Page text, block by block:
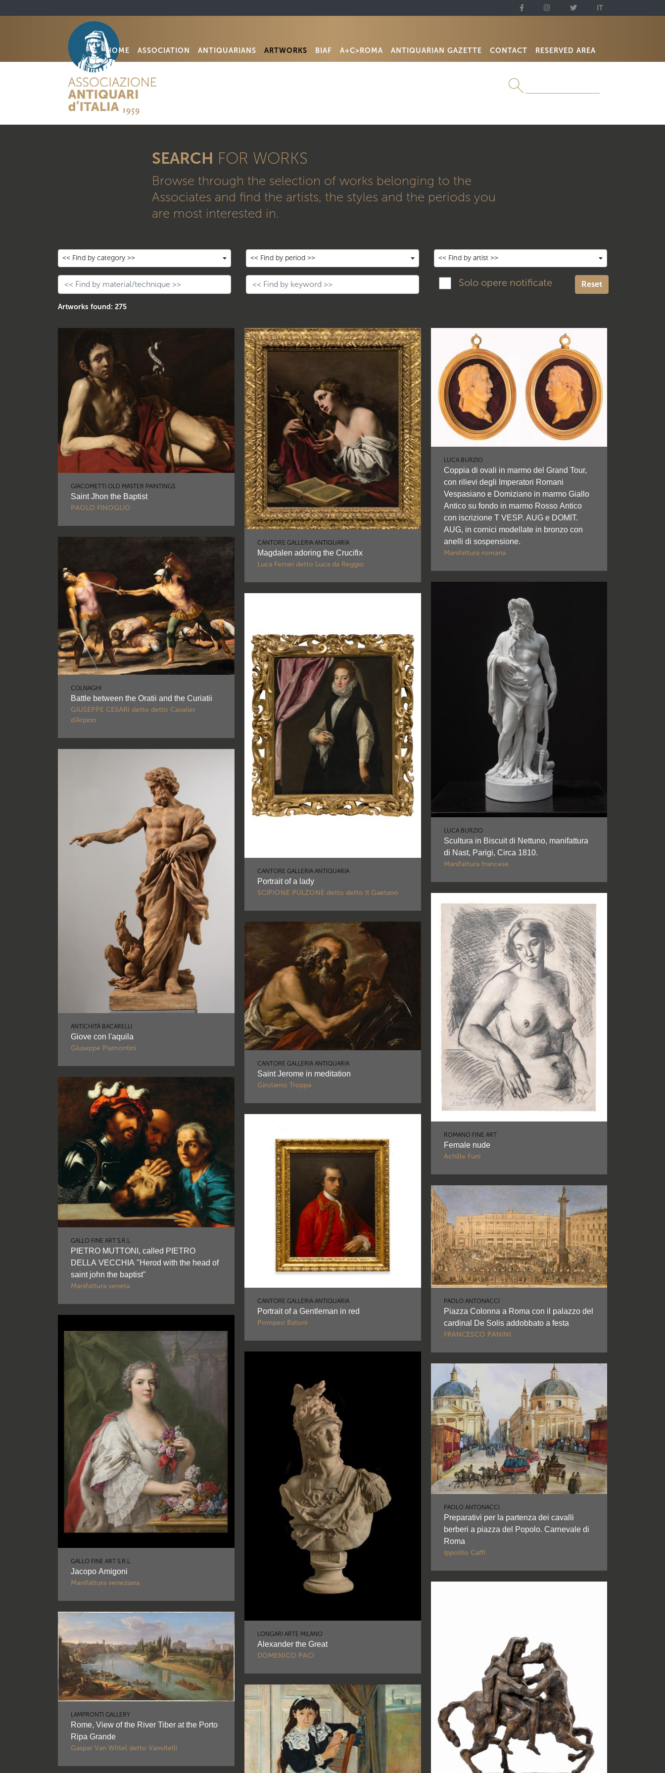
IT
HOME ASSOCIATION ANTIQUARIANS ARTWORKS BIAF A+C>ROMA ANTIQUARIAN GAZETTE CONTACT RESERVED AREA
SEARCH FOR WORKS
Browse through the selection of works belonging to the
Associates and find the artists, the styles and the periods you
are most interested in.
<< Find by category >> << Find by period >> << Find by artist >>
Solo opere notificate Reset
Artworks found: 275
GIACOMETTI OLD MASTER PAINTINGS
Saint Jhon the Baptist
PAOLO FINOGLIO
COLNAGHI
Battle between the Oratii and the Curiatii
GIUSEPPE CESARI detto detto Cavalier
d'Arpino
ANTICHITÀ BACARELLI
Giove con l'aquila
Giuseppe Piamontini
GALLO FINE ART S.R.L.
PIETRO MUTTONI, called PIETRO
DELLA VECCHIA "Herod with the head of
saint john the baptist"
Manifattura veneta
GALLO FINE ART S.R.L.
Jacopo Amigoni
Manifattura veneziana
LAMPRONTI GALLERY
Rome, View of the River Tiber at the Porto
Ripa Grande
Gaspar Van Wittel detto Vanvitelli
CANTORE GALLERIA ANTIQUARIA
Magdalen adoring the Crucifix
Luca Ferrari detto Luca da Reggio
CANTORE GALLERIA ANTIQUARIA
Portrait of a lady
SCIPIONE PULZONE detto detto Il Gaetano
CANTORE GALLERIA ANTIQUARIA
Saint Jerome in meditation
Girolamo Troppa
CANTORE GALLERIA ANTIQUARIA
Portrait of a Gentleman in red
Pompeo Batoni
LONGARI ARTE MILANO
Alexander the Great
DOMENICO PACI
LUCA BURZIO
Coppia di ovali in marmo del Grand Tour,
con rilievi degli Imperatori Romani
Vespasiano e Domiziano in marmo Giallo
Antico su fondo in marmo Rosso Antico
con iscrizione T VESP. AUG e DOMIT.
AUG, in cornici modellate in bronzo con
anelli di sospensione.
Manifattura romana
LUCA BURZIO
Scultura in Biscuit di Nettuno, manifattura
di Nast, Parigi, Circa 1810.
Manifattura francese
ROMANO FINE ART
Female nude
Achille Funi
PAOLO ANTONACCI
Piazza Colonna a Roma con il palazzo del
cardinal De Solis addobbato a festa
FRANCESCO PANINI
PAOLO ANTONACCI
Preparativi per la partenza dei cavalli
berberi a piazza del Popolo. Carnevale di
Roma
Ippolito Caffi